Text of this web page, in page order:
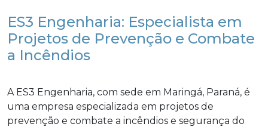
ES3 Engenharia: Especialista em
Projetos de Prevenção e Combate
a Incêndios
A ES3 Engenharia, com sede em Maringá, Paraná, é
uma empresa especializada em projetos de
prevenção e combate a incêndios e segurança do